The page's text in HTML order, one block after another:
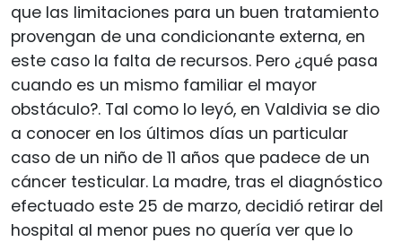
que las limitaciones para un buen tratamiento
provengan de una condicionante externa, en
este caso la falta de recursos. Pero ¿qué pasa
cuando es un mismo familiar el mayor
obstáculo?. Tal como lo leyó, en Valdivia se dio
a conocer en los últimos días un particular
caso de un niño de 11 años que padece de un
cáncer testicular. La madre, tras el diagnóstico
efectuado este 25 de marzo, decidió retirar del
hospital al menor pues no quería ver que lo